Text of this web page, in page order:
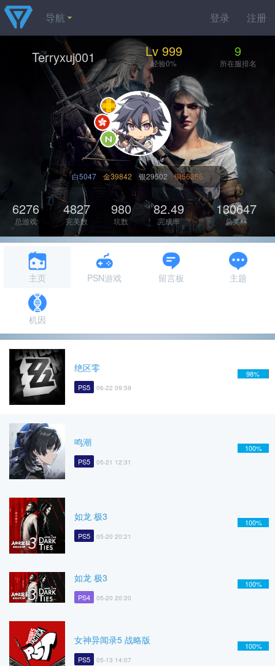
登录 注册
导航
Terryxuj001 Lv 999
经验0%
9
所在服排名
白5047 金39842 银29502 铜56256
6276
总游戏
4827
完美数
980
坑数
82.49
完成率
130647
总奖杯
主页 PSN游戏 留言板 主题
机因
绝区零
PS5 06-22 09:59
98%
鸣潮
PS5 05-21 12:31
100%
如龙 极3
PS5 05-20 20:21
100%
如龙 极3
PS4 05-20 20:20
100%
女神异闻录5 战略版
PS5 05-13 14:07
100%